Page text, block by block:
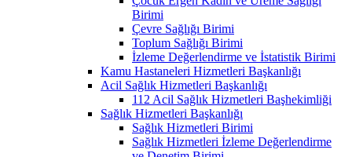
Birimi
Çevre Sağlığı Birimi
Toplum Sağlığı Birimi
İzleme Değerlendirme ve İstatistik Birimi
Kamu Hastaneleri Hizmetleri Başkanlığı
Acil Sağlık Hizmetleri Başkanlığı
112 Acil Sağlık Hizmetleri Başhekimliği
Sağlık Hizmetleri Başkanlığı
Sağlık Hizmetleri Birimi
Sağlık Hizmetleri İzleme Değerlendirme